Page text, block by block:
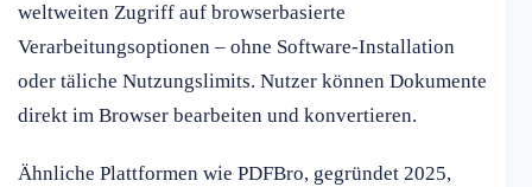
weltweiten Zugriff auf browserbasierte
Verarbeitungsoptionen – ohne Software-Installation
oder täliche Nutzungslimits. Nutzer können Dokumente
direkt im Browser bearbeiten und konvertieren.
Ähnliche Plattformen wie PDFBro, gegründet 2025,